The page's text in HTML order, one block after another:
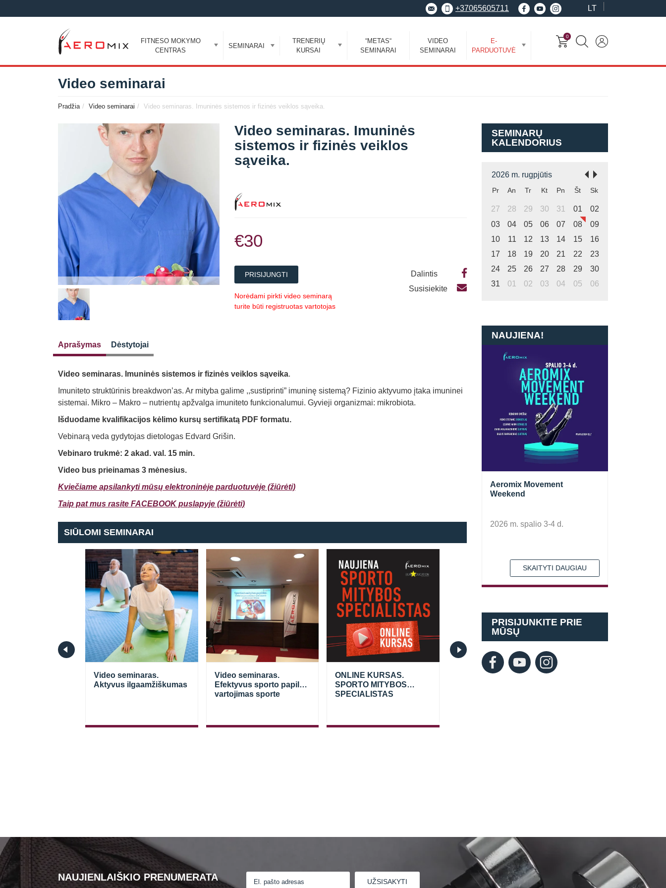
+37065605711 LT
FITNESO MOKYMO
CENTRAS
SEMINARAI
TRENERIŲ
KURSAI
“METAS“
SEMINARAI
VIDEO
SEMINARAI
E-
PARDUOTUVĖ
0
Video seminarai
Pradžia Video seminarai Video seminaras. Imuninės sistemos ir fizinės veiklos sąveika.
Video seminaras. Imuninės
sistemos ir fizinės veiklos
sąveika.
€30
PRISIJUNGTI
Norėdami pirkti video seminarą
turite būti registruotas vartotojas
Dalintis
Susisiekite
Aprašymas Dėstytojai
Video seminaras. Imuninės sistemos ir fizinės veiklos sąveika.
Imuniteto struktūrinis breakdwon’as. Ar mityba galime ,,sustiprinti” imuninę sistemą? Fizinio aktyvumo įtaka imuninei
sistemai. Mikro – Makro – nutrientų apžvalga imuniteto funkcionalumui. Gyvieji organizmai: mikrobiota.
Išduodame kvalifikacijos kėlimo kursų sertifikatą PDF formatu.
Vebinarą veda gydytojas dietologas Edvard Grišin.
Vebinaro trukmė: 2 akad. val. 15 min.
Video bus prieinamas 3 mėnesius.
Kviečiame apsilankyti mūsų elektroninėje parduotuvėje (žiūrėti)
Taip pat mus rasite FACEBOOK puslapyje (žiūrėti)
SIŪLOMI SEMINARAI
Video seminaras.
Aktyvus ilgaamžiškumas
Video seminaras.
Efektyvus sporto papildų
vartojimas sporte
ONLINE KURSAS.
SPORTO MITYBOS
SPECIALISTAS
Vebinaras. Struktūriniai
SEMINARŲ
KALENDORIUS
2026 m. rugpjūtis
Pr An Tr Kt Pn Št Sk
27 28 29 30 31 01
02
03
04 05 06 07 08
09
10
11 12 13 14 15
16
17
18 19 20 21 22
23
24
25 26 27 28 29
30
31
01 02 03 04 05 06
NAUJIENA!
Aeromix Movement
Weekend
2026 m. spalio 3-4 d.
SKAITYTI DAUGIAU
PRISIJUNKITE PRIE
MŪSŲ
Prisijungti
Atsiminti mane Pamiršote slaptažodį
Jungiatės pirmą kartą?Registruotis
NAUJIENLAIŠKIO PRENUMERATA